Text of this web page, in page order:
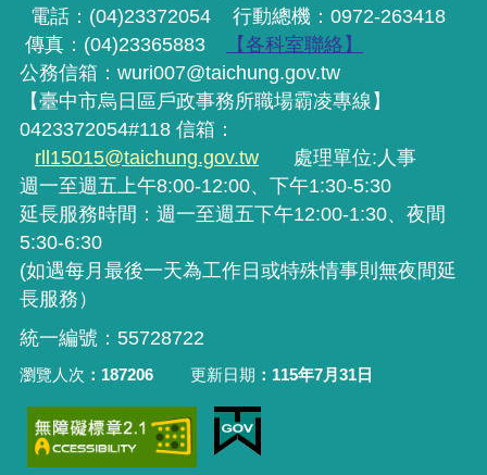
電話：(04)23372054 行動總機 ：0972-263418
傳真：(04)23365883
【各科室聯絡】
公務信箱：wuri007@taichung.gov.tw
【臺中市烏日區戶政事務所職場霸凌專線】
0423372054#118 信箱：
rll15015@taichung.gov.tw
處理單位:人事
週一至週五上午8:00-12:00、下午1:30-5:30
延長服務時間：週一至週五下午12:00-1:30、夜間
5:30-6:30
(如遇每月最後一天為工作日或特殊情事則無夜間延
長服務）
統一編號：55728722
瀏覽人次 187206 更新日期 115年7月31日